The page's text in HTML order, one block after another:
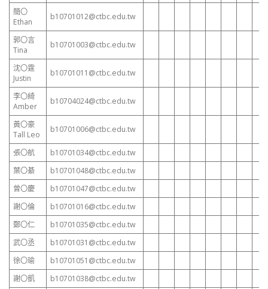
簡〇
Ethan
b10701012@ctbc.edu.tw
郭〇言
Tina
b10701003@ctbc.edu.tw
沈〇霆
Justin
b10701011@ctbc.edu.tw
李〇綺
Amber
b10704024@ctbc.edu.tw
黃〇豪
Tall Leo
b10701006@ctbc.edu.tw
張〇航
b10701034@ctbc.edu.tw
葉〇綦
b10701048@ctbc.edu.tw
曾〇慶
b10701047@ctbc.edu.tw
謝〇倫
b10701016@ctbc.edu.tw
鄭〇仁
b10701035@ctbc.edu.tw
武〇丞
b10701031@ctbc.edu.tw
徐〇瑜
b10701051@ctbc.edu.tw
謝〇凱
b10701038@ctbc.edu.tw